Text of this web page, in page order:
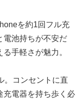
を約1回フル充
電池持ちが不安だ
手軽さが魅力。
。コンセントに直
充電器を持ち歩く必